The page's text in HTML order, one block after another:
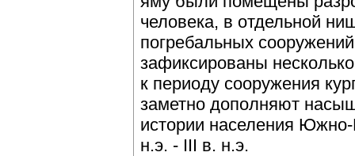
человека, в отдельной
погребальных
зафиксированы
к периоду сооружения
заметно дополняют
истории населения
н.э. - III в. н.э.